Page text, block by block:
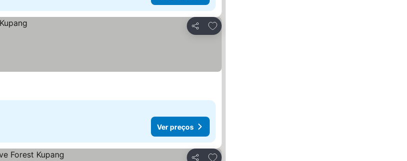
Partilhar
Adicionar aos favoritos
Ver preços
Adicionar aos favoritos